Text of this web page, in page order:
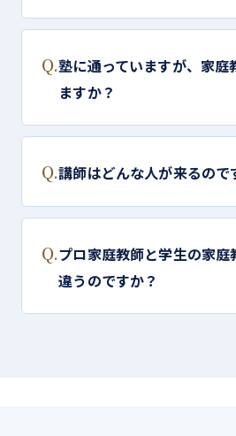
Q.塾に通っていますが、家庭
ますか？
Q.講師はどんな人が来るので
Q.プロ家庭教師と学生の家庭
違うのですか？